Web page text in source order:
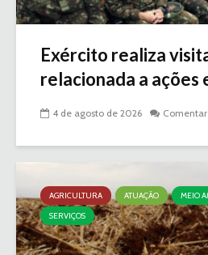
Exército realiza
relacionada a ações
4 de agosto de 2026 Comentar
AGRICULTURA ATUAÇÃO
MEIO
SERVIÇOS